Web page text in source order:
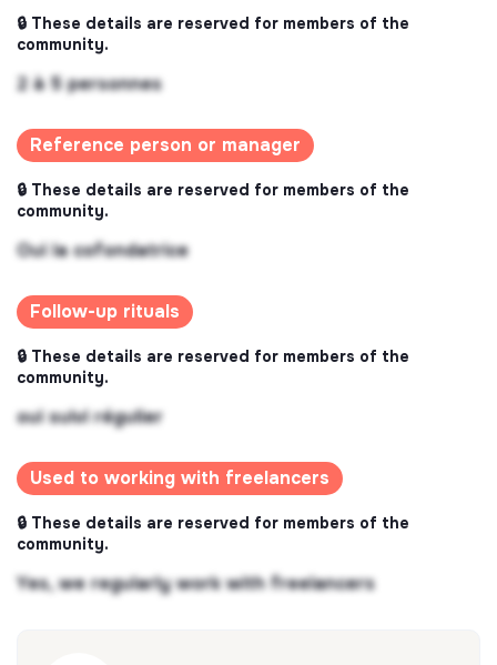
🔒 These details are reserved for members of the
community.
2 à 5 personnes
Reference person or manager
🔒 These details are reserved for members of the
community.
Oui la cofondatrice
Follow-up rituals
🔒 These details are reserved for members of the
community.
oui suivi régulier
Used to working with freelancers
🔒 These details are reserved for members of the
community.
Yes, we regularly work with freelancers